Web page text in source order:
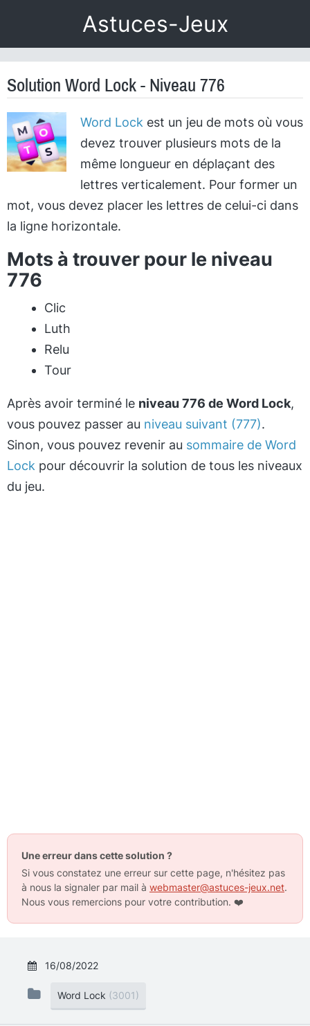
Astuces-Jeux
Solution Word Lock - Niveau 776
Word Lock est un jeu de mots où vous
devez trouver plusieurs mots de la
même longueur en déplaçant des
lettres verticalement. Pour former un
mot, vous devez placer les lettres de celui-ci dans
la ligne horizontale.
Mots à trouver pour le niveau
776
Clic
Luth
Relu
Tour
Après avoir terminé le niveau 776 de Word Lock,
vous pouvez passer au niveau suivant (777).
Sinon, vous pouvez revenir au sommaire de Word
Lock pour découvrir la solution de tous les niveaux
du jeu.
Une erreur dans cette solution ?
Si vous constatez une erreur sur cette page, n'hésitez pas
à nous la signaler par mail à webmaster@astuces-jeux.net.
Nous vous remercions pour votre contribution. ❤️
16/08/2022
Word Lock (3001)